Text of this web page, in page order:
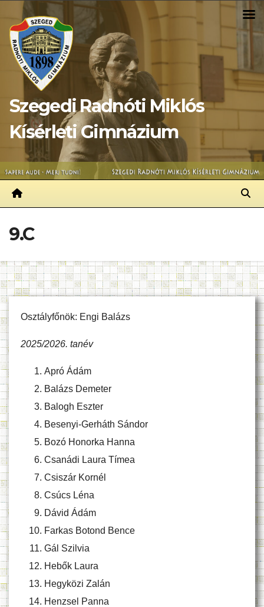
content
Szegedi Radnóti Miklós
Kísérleti Gimnázium
9.C
Osztályfőnök: Engi Balázs
2025/2026. tanév
Apró Ádám
Balázs Demeter
Balogh Eszter
Besenyi-Gerháth Sándor
Bozó Honorka Hanna
Csanádi Laura Tímea
Csiszár Kornél
Csúcs Léna
Dávid Ádám
Farkas Botond Bence
Gál Szilvia
Hebők Laura
Hegyközi Zalán
Henzsel Panna